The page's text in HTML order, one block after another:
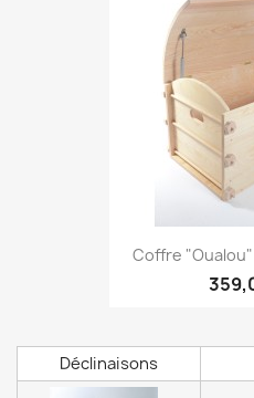
Coffre "Oualou"
Déclinaisons